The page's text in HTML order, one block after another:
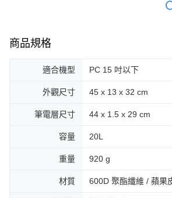
商品規格
適合機型 PC 15 吋以下
外觀尺寸 45 x 13 x 32 cm
筆電層尺寸 44 x 1.5 x 29 cm
容量 20L
重量 920 g
材質 600D 聚酯纖維 / 蘋果